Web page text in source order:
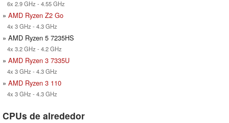
6x 2.9 GHz - 4.55 GHz
» AMD Ryzen Z2 Go
4x 3 GHz - 4.3 GHz
» AMD Ryzen 5 7235HS
4x 3.2 GHz - 4.2 GHz
» AMD Ryzen 3 7335U
4x 3 GHz - 4.3 GHz
» AMD Ryzen 3 110
4x 3 GHz - 4.3 GHz
CPUs de alrededor